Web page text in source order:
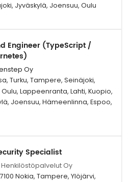
Jyväskylä, Joensuu, Oulu
Engineer (TypeScript /
Oy
Turku, Tampere, Seinäjoki,
Lappeenranta, Lahti, Kuopio,
Joensuu, Hämeenlinna, Espoo,
Specialist
Henkilöstöpalvelut Oy
Nokia, Tampere, Ylöjärvi,